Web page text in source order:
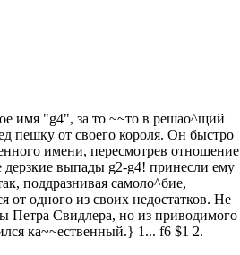
имя "g4", за то ~~то в решаo^щий
пешку от своего короля. Он быстро
имени, пересмотрев отношение
выпады g2-g4! принесли ему
поддразнивая самолo^бие,
одного из своих недостатков. Не
Петра Свидлера, но из приводимого
ка~~ественный.} 1... f6 $1 2.